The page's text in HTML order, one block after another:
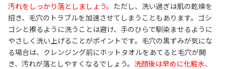
汚れをしっかり落としましょう。 ただし、洗い過ぎは肌の乾燥を
招き、毛穴のトラブルを加速させてしまうこともあります。ゴシ
ゴシと擦るように洗うことは避け、手のひらで馴染ませるように
やさしく洗い上げることがポイントです。毛穴の黒ずみが気にな
る場合は、クレンジング前にホットタオルをあてると毛穴が開
き、汚れが落としやすくなるでしょう。 洗顔後は早めに化粧水、